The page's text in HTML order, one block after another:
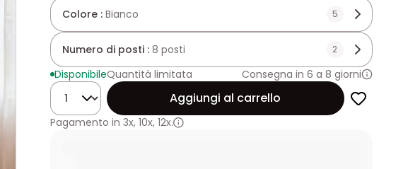
Colore : Bianco 5
Numero di posti : 8 posti 2
DisponibileQuantità limitata
Consegna in 6 a 8 giorni
Quantità
Aggiungi al carrello
Pagamento in 3x, 10x, 12x.